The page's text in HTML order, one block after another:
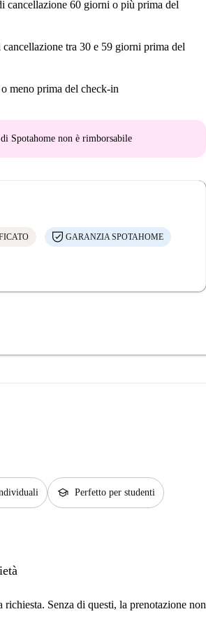
cancellazione 60 giorni o più prima del
cancellazione tra 30 e 59 giorni prima del
meno prima del check-in
Spotahome non è rimborsabile
GARANZIA SPOTAHOME
school Perfetto per studenti
Senza di questi, la prenotazione non